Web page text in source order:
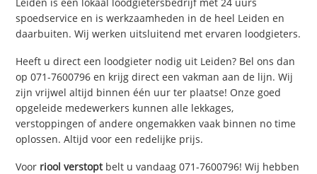
Leiden is een lokaal loodgietersbedrijf met 24 uurs
spoedservice en is werkzaamheden in de heel Leiden en
daarbuiten. Wij werken uitsluitend met ervaren loodgieters.
Heeft u direct een loodgieter nodig uit Leiden? Bel ons dan
op 071-7600796 en krijg direct een vakman aan de lijn. Wij
zijn vrijwel altijd binnen één uur ter plaatse! Onze goed
opgeleide medewerkers kunnen alle lekkages,
verstoppingen of andere ongemakken vaak binnen no time
oplossen. Altijd voor een redelijke prijs.
Voor riool verstoptbelt u vandaag 071-7600796! Wij hebben